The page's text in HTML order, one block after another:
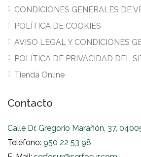
CONDICIONES GENERALES DE
POLÍTICA DE COOKIES
AVISO LEGAL Y CONDICIONES
POLÍTICA DE PRIVACIDAD DEL
Tienda Online
Contacto
Calle Dr. Gregorio Marañón, 37,
Teléfono: 950 22 53 98